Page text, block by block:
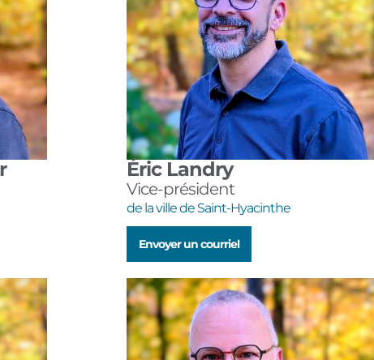
Éric Landry
Vice-président
de la ville de Saint-Hyacinthe
Envoyer un courriel